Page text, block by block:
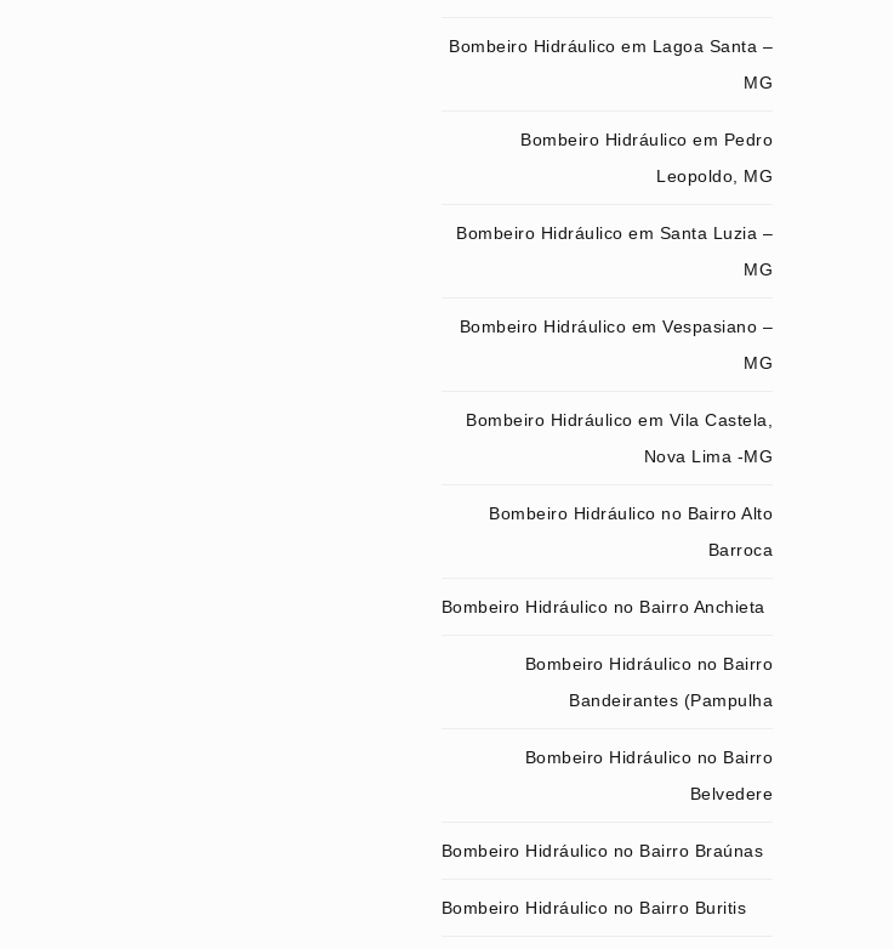
Bombeiro Hidráulico em Lagoa Santa –
MG
Bombeiro Hidráulico em Pedro
Leopoldo, MG
Bombeiro Hidráulico em Santa Luzia –
MG
Bombeiro Hidráulico em Vespasiano –
MG
Bombeiro Hidráulico em Vila Castela,
Nova Lima -MG
Bombeiro Hidráulico no Bairro Alto
Barroca
Bombeiro Hidráulico no Bairro Anchieta
Bombeiro Hidráulico no Bairro
Bandeirantes (Pampulha
Bombeiro Hidráulico no Bairro
Belvedere
Bombeiro Hidráulico no Bairro Braúnas
Bombeiro Hidráulico no Bairro Buritis